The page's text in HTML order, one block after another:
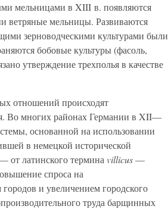
мельницами в XIII в. появляются
ветряные мельницы. Развиваются
зерноводческими культурами были
бобовые культуры (фасоль,
утверждение трехполья в качестве
отношений происходят
Во многих районах Германии в XII—
основанной на использовании
в немецкой исторической
от латинского термина villicus—
спроса на
и увеличением городского
труда барщинных